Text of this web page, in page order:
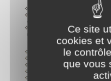
Ce site
cookies et
le
que vous